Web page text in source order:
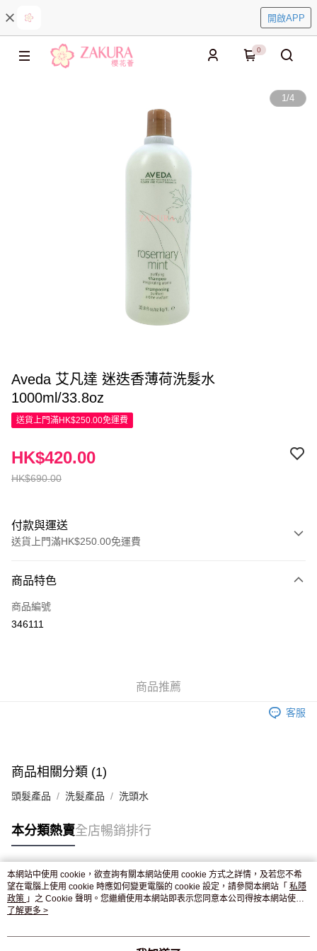
開啟APP
0
1/4
Aveda 艾凡達 迷迭香薄荷洗髮水
1000ml/33.8oz
送貨上門滿HK$250.00免運費
HK$690.00
HK$420.00
付款與運送
送貨上門滿HK$250.00免運費
信用卡
Apple Pay
付款後門市自取，訂單確認後2-4個工作天到店，7天內取。逾期後
商品特色
商品編號
346111
商品推薦
客服
商品相關分類 (1)
頭髮產品 洗髮產品 洗頭水
本分類熱賣全店暢銷排行
熱門標籤
熱銷排行
本網站中使用 cookie，欲查詢有關本網站使用 cookie 方式之詳情，及若您不希
望在電腦上使用 cookie 時應如何變更電腦的 cookie 設定，請參閱本網站「 私隱
政策 」之 Cookie 聲明。您繼續使用本網站即表示您同意本公司得按本網站使用
條款之 Cookie 聲明使用 cookie。
了解更多 >